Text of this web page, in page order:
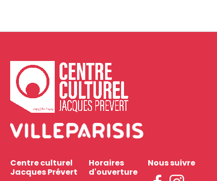
Centre culturel
Jacques Prévert
Horaires
d'ouverture
Nous suivre